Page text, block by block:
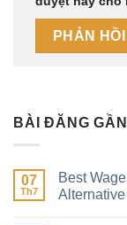
BÀI ĐĂNG
07
Th7
Best